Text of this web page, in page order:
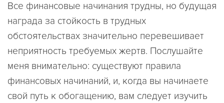
Все финансовые начинания трудны, но будущая
награда за стойкость в трудных
обстоятельствах значительно перевешивает
неприятность требуемых жертв. Послушайте
меня внимательно: существуют правила
финансовых начинаний, и, когда вы начинаете
свой путь к обогащению, вам следует изучить